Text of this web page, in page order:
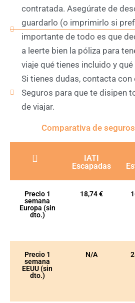
contratada. Asegúrate de
guardarlo (o imprimirlo si
importante de todo es que
a leerte bien la póliza para
viaje qué tienes incluido y qué
Si tienes dudas, contacta con
Seguros para que te disipen
de viajar.
Comparativa de
IATI
Escapadas
Precio 1
semana
Europa (sin
dto.)
18,74 €
Precio 1
semana
EEUU (sin
dto.)
N/A